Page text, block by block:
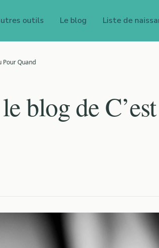
outils Le blog Liste de
Pour Quand
blog de